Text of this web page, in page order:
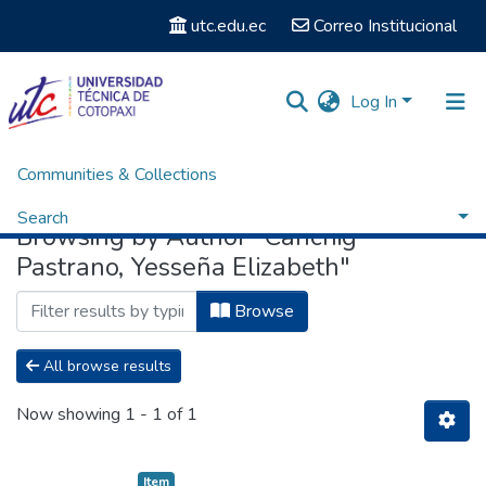
utc.edu.ec Correo Institucional
Log In
Communities & Collections
Search
Home Browse by Author
Browsing by Author "Canchig
Pastrano, Yesseña Elizabeth"
Browse
All browse results
Now showing 1 - 1 of 1
Item